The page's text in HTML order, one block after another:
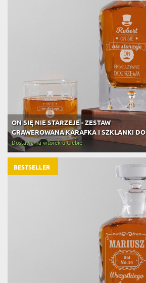
ON SIĘ NIE STARZEJE - ZESTAW
GRAWEROWANA KARAFKA I SZKLANKI DO
WHISKY
Dostawa na wtorek u Ciebie
BESTSELLER